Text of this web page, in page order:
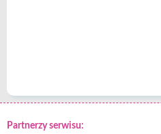
Partnerzy serwisu: